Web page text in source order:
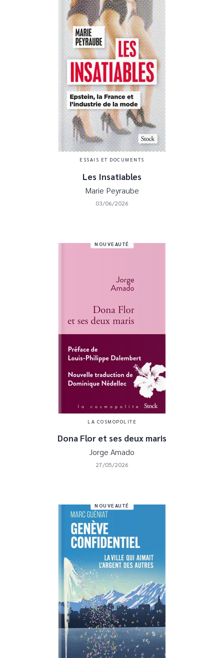
ESSAIS ET DOCUMENTS
Les Insatiables
Marie Peyraube
03/06/2026
NOUVEAUTÉ
LA COSMOPOLITE
Dona Flor et ses deux maris
Jorge Amado
27/05/2026
NOUVEAUTÉ